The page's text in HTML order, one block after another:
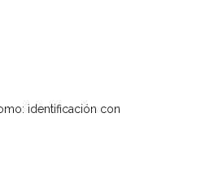
identificación con